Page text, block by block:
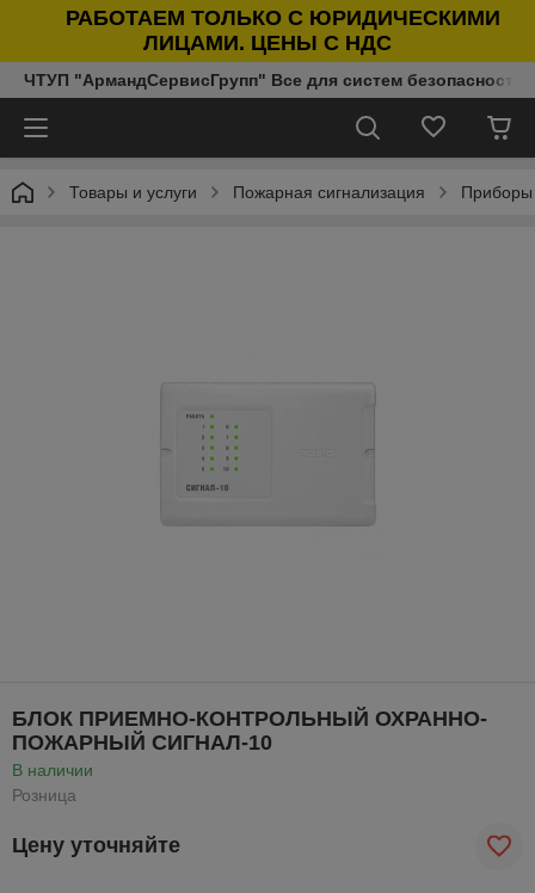
РАБОТАЕМ ТОЛЬКО С ЮРИДИЧЕСКИМИ
ЛИЦАМИ. ЦЕНЫ С НДС
ЧТУП "АрмандСервисГрупп" Все для систем безопасности
Товары и услуги Пожарная сигнализация Приборы
БЛОК ПРИЕМНО-КОНТРОЛЬНЫЙ ОХРАННО-
ПОЖАРНЫЙ СИГНАЛ-10
В наличии
Розница
Цену уточняйте